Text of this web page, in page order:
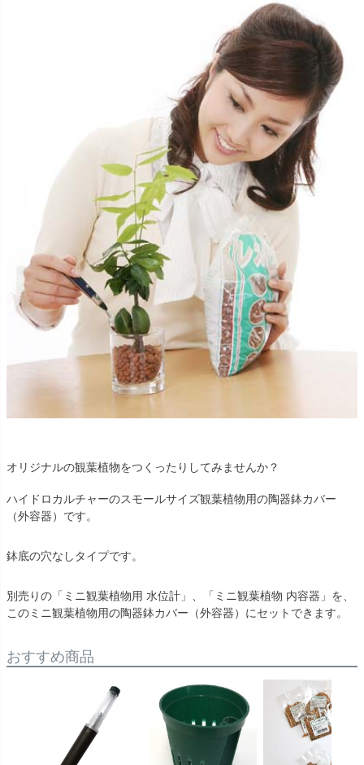
オリジナルの観葉植物をつくったりしてみませんか？
ハイドロカルチャーのスモールサイズ観葉植物用の陶器鉢カバー
（外容器）です。
鉢底の穴なしタイプです。
別売りの「ミニ観葉植物用 水位計」、「ミニ観葉植物 内容器」を、
このミニ観葉植物用の陶器鉢カバー（外容器）にセットできます。
おすすめ商品